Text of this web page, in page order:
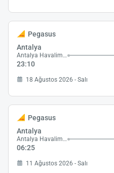
Pegasus
Antalya
Antalya Havalimanı
23:10
18 Ağustos 2026 - Salı
Pegasus
Antalya
Antalya Havalimanı
06:25
11 Ağustos 2026 - Salı